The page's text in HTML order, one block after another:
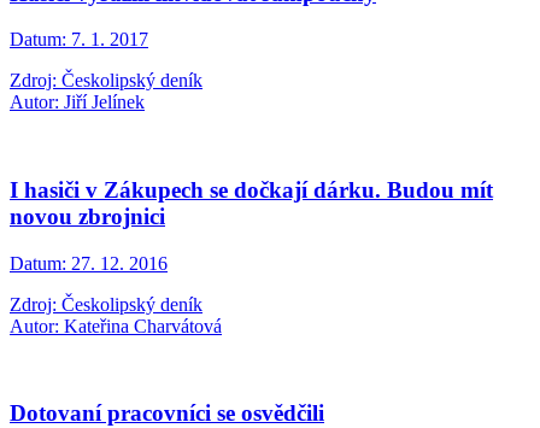
Datum: 7. 1. 2017
Zdroj: Českolipský deník
Autor: Jiří Jelínek
I hasiči v Zákupech se dočkají dárku. Budou mít
novou zbrojnici
Datum: 27. 12. 2016
Zdroj: Českolipský deník
Autor: Kateřina Charvátová
Dotovaní pracovníci se osvědčili